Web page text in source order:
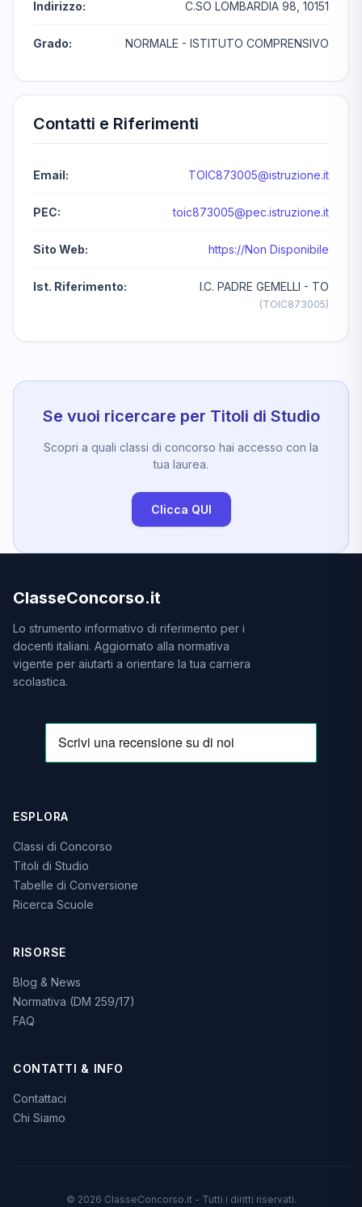
Indirizzo: C.SO LOMBARDIA 98, 10151
Grado: NORMALE - ISTITUTO COMPRENSIVO
Contatti e Riferimenti
Email: TOIC873005@istruzione.it
PEC: toic873005@pec.istruzione.it
Sito Web: https://Non Disponibile
Ist. Riferimento: I.C. PADRE GEMELLI - TO
(TOIC873005)
Se vuoi ricercare per Titoli di Studio
Scopri a quali classi di concorso hai accesso con la
tua laurea.
Clicca QUI
ClasseConcorso.it
Lo strumento informativo di riferimento per i
docenti italiani. Aggiornato alla normativa
vigente per aiutarti a orientare la tua carriera
scolastica.
ESPLORA
Classi di Concorso
Titoli di Studio
Tabelle di Conversione
Ricerca Scuole
RISORSE
Blog & News
Normativa (DM 259/17)
FAQ
CONTATTI & INFO
Contattaci
Chi Siamo
© 2026 ClasseConcorso.it - Tutti i diritti riservati.